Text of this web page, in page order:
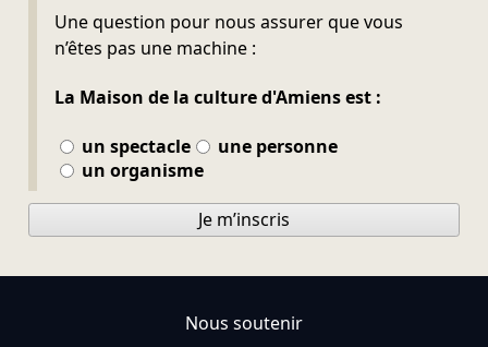
Une question pour nous assurer que vous
n’êtes pas une machine :
La Maison de la culture d'Amiens est :
un spectacle
une personne
un organisme
Ne pas remplir
Je m’inscris
Nous soutenir